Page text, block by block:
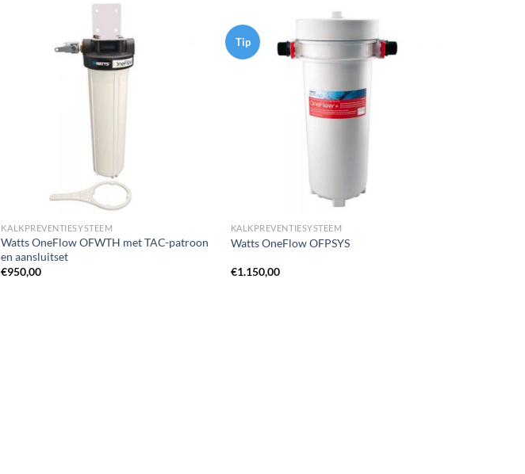
KALKPREVENTIESYSTEEM
Watts OneFlow OFWTH met TAC-patroon
en aansluitset
€950,00
Tip
KALKPREVENTIESYSTEEM
Watts OneFlow OFPSYS
€1.150,00